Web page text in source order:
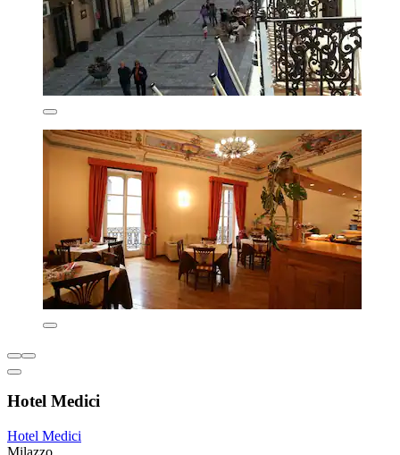
Hotel Medici
Hotel Medici
Milazzo